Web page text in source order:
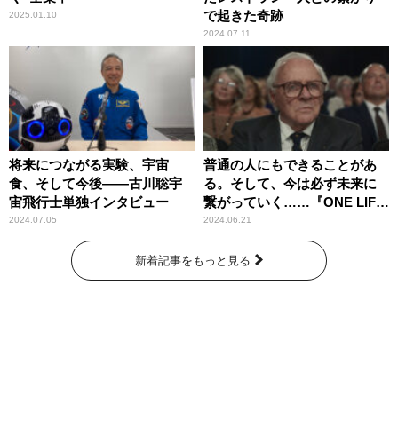
2025.01.10
で起きた奇跡
2024.07.11
将来につながる実験、宇宙
食、そして今後――古川聡宇
宙飛行士単独インタビュー
2024.07.05
普通の人にもできることがあ
る。そして、今は必ず未来に
繋がっていく……『ONE LIFE
奇跡が繋いだ6000の命』
2024.06.21
新着記事をもっと見る